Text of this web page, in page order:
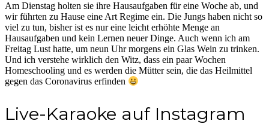
Am Dienstag holten sie ihre Hausaufgaben für eine Woche ab, und
wir führten zu Hause eine Art Regime ein. Die Jungs haben nicht so
viel zu tun, bisher ist es nur eine leicht erhöhte Menge an
Hausaufgaben und kein Lernen neuer Dinge. Auch wenn ich am
Freitag Lust hatte, um neun Uhr morgens ein Glas Wein zu trinken.
Und ich verstehe wirklich den Witz, dass ein paar Wochen
Homeschooling und es werden die Mütter sein, die das Heilmittel
gegen das Coronavirus erfinden
Live-Karaoke auf Instagram